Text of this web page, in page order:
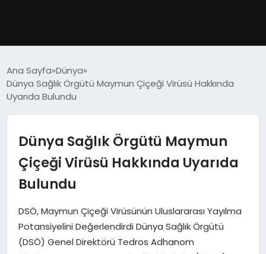
DÜNYA
EKONOMI
MAGAZIN
SAĞLIK
SIYASET
Ana Sayfa Dünya
Dünya Sağlık Örgütü Maymun Çiçeği Virüsü Hakkında
Uyarıda Bulundu
Dünya Sağlık Örgütü Maymun
Çiçeği Virüsü Hakkında Uyarıda
Bulundu
DSÖ, Maymun Çiçeği Virüsünün Uluslararası Yayılma
Potansiyelini Değerlendirdi Dünya Sağlık Örgütü
(DSÖ) Genel Direktörü Tedros Adhanom